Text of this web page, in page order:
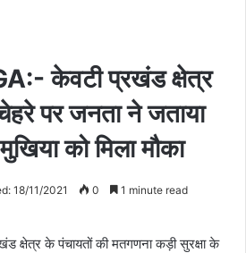
केवटी प्रखंड क्षेत्र
पर जनता ने जताया
को मिला मौका
18/11/2021 0 1 minute read
क्षेत्र के पंचायतों की मतगणना कड़ी सुरक्षा के